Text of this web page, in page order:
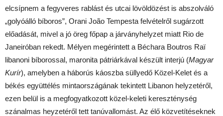
elcsípnem a fegyveres rablást és utcai lövöldözést is abszolváló
„golyóálló bíboros”, Orani João Tempesta felvételről sugárzott
előadását, mivel a jó öreg főpap a járványhelyzet miatt Rio de
Janeiróban rekedt. Mélyen megérintett a Béchara Boutros Raï
libanoni bíborossal, maronita pátriárkával készült interjú (Magyar
Kurír), amelyben a háborús káoszba süllyedő Közel-Kelet és a
békés együttélés mintaországának tekintett Libanon helyzetéről,
ezen belül is a megfogyatkozott közel-keleti kereszténység
szánalmas heyzetéről tett tanúvallomást. Az élő közvetítéseknek